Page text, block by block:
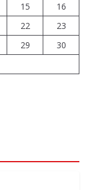
15
16
22
23
29
30